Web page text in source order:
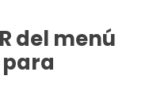
del menú